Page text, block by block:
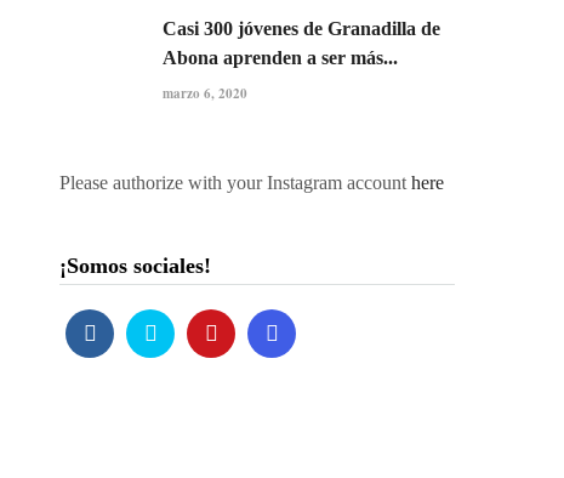
Casi 300 jóvenes de Granadilla de
Abona aprenden a ser más...
marzo 6, 2020
Please authorize with your Instagram accounthere
¡Somos sociales!